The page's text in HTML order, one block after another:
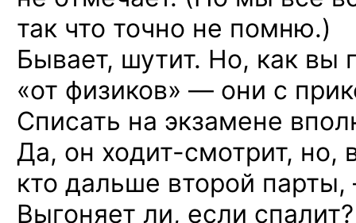
так что точно не помню.)
Бывает, шутит. Но, как вы
«от физиков» — они с
Списать на экзамене
Да, он ходит-смотрит, но,
кто дальше второй
Выгоняет ли, если